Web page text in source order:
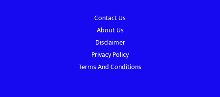
Contact Us
About Us
Disclaimer
Privacy Policy
Terms And Conditions